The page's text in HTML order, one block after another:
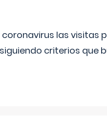
las visitas
criterios que